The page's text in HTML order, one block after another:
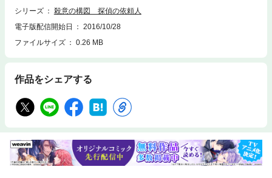
シリーズ
殺意の構図 探偵の依頼人
電子版配信開始日
2016/10/28
ファイルサイズ
0.26 MB
作品をシェアする